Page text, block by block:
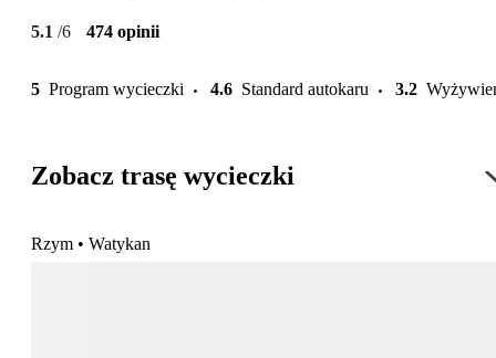
5.1 /6 474 opinii
5 Program wycieczki 4.6 Standard autokaru 3.2
Zobacz trasę wycieczki
Rzym • Watykan